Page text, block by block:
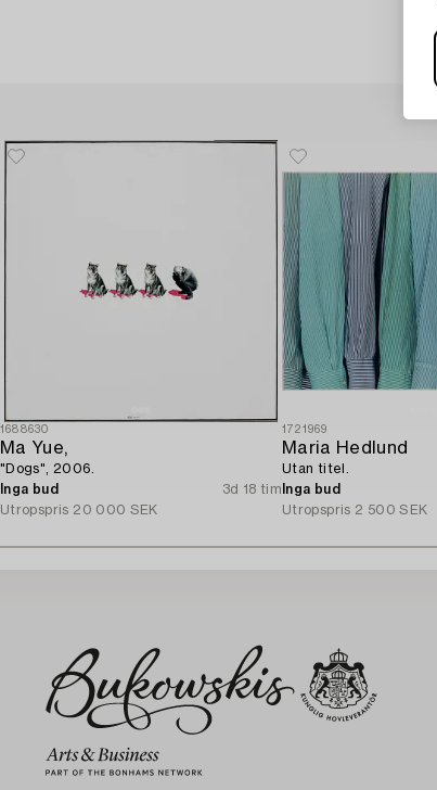
1688630
Ma Yue,
"Dogs", 2006.
Inga bud
3d 18 tim
Utropspris 20 000 SEK
1721969
Maria Hedlund
Utan titel.
Inga bud
Utropspris 2 500 SEK